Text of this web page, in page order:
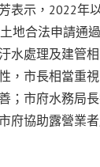
表示，2022年
地合法申請通
水處理及建管
，市長相當重
；市府水務局
府協助露營業